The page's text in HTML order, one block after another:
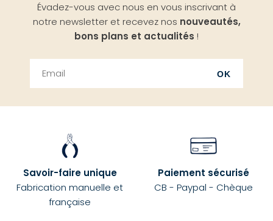
Évadez-vous avec nous en vous inscrivant à
notre newsletter et recevez nos nouveautés,
bons plans et actualités !
OK
Savoir-faire unique
Fabrication manuelle et
française
Paiement sécurisé
CB - Paypal - Chèque